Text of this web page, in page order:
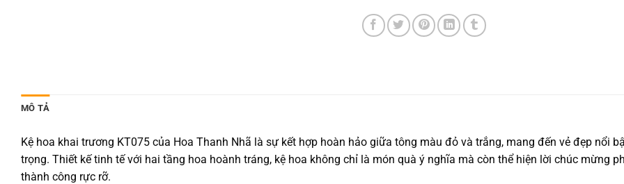
MÔ TẢ
Kệ hoa khai trương KT075 của Hoa Thanh Nhã là sự kết hợp hoàn hảo giữa tông màu đỏ và trắng, mang đến vẻ đẹp nổi
trọng. Thiết kế tinh tế với hai tầng hoa hoành tráng, kệ hoa không chỉ là món quà ý nghĩa mà còn thể hiện lời chúc mừng
thành công rực rỡ.